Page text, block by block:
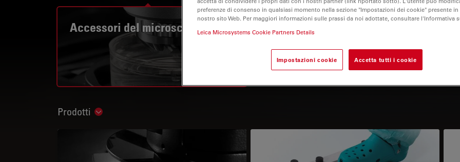
Accessori del microscopio Telecamere per microscopio
Prodotti Show subnavigation
preferenze di consenso in qualsiasi momento nella sezione "Impostazioni dei cookie" presente
nostro sito Web. Per maggiori informazioni sulle prassi da noi adottate, consultare l'Informativa
Leica Microsystems Cookie Partners Details
Impostazioni cookie Accetta tutti i cookie